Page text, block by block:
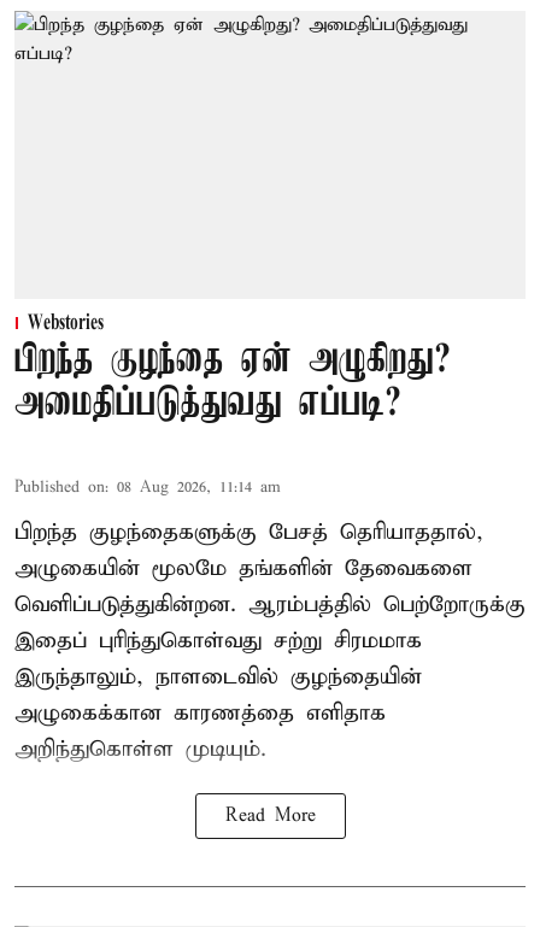
Webstories
பிறந்த குழந்தை ஏன் அழுகிறது?
அமைதிப்படுத்துவது எப்படி?
Published on: 08 Aug 2026, 11:14 am
பிறந்த குழந்தைகளுக்கு பேசத் தெரியாததால்,
அழுகையின் மூலமே தங்களின் தேவைகளை
வெளிப்படுத்துகின்றன. ஆரம்பத்தில் பெற்றோருக்கு
இதைப் புரிந்துகொள்வது சற்று சிரமமாக
இருந்தாலும், நாளடைவில் குழந்தையின்
அழுகைக்கான காரணத்தை எளிதாக
அறிந்துகொள்ள முடியும்.
Read More